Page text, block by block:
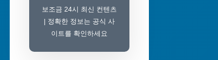
보조금 24시 최신 컨텐츠
| 정확한 정보는 공식 사
이트를 확인하세요